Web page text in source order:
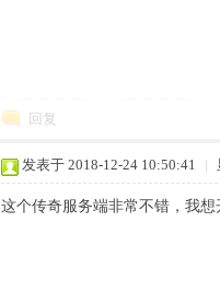
回复
发表于 2018-12-24 10:50:41 |
这个传奇服务端非常不错，我